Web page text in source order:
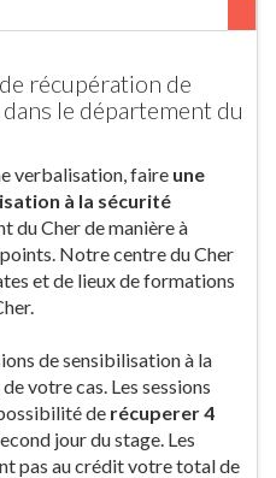
récupération de
le département du
verbalisation, faire une
à la sécurité
du Cher de manière à
Notre centre du Cher
et de lieux de formations
de sensibilisation à la
votre cas. Les sessions
de récuperer 4
jour du stage. Les
pas au crédit votre total de